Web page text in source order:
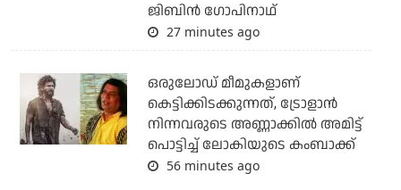
ജിബിന്‍ ഗോപിനാഥ്
27 minutes ago
ഒരുലോഡ് മീമുകളാണ്
കെട്ടിക്കിടക്കുന്നത്, ട്രോളാന്‍
നിന്നവരുടെ അണ്ണാക്കില്‍ അമിട്ട്
പൊട്ടിച്ച് ലോകിയുടെ കംബാക്ക്
56 minutes ago